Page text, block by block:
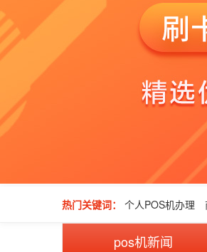
热门关键词： 个人POS机办理
pos机新闻